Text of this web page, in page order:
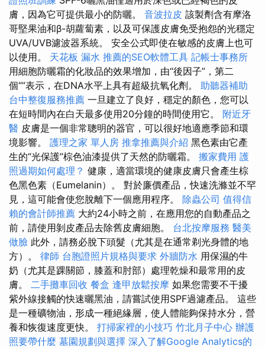
膚，因為它可提供最小的防曬。 音波拉皮 該製劑含有摩洛
哥堅果油和β-胡蘿蔔素，以及可保護皮膚免受抱怨的光穩定
UVA/UVB濾波器系統。 安全公式即使在敏感的皮膚上也可
以使用。 天花板 漏水 推薦的SEO軟體工具 記帳士事務所
用細胞防曬霜的化妝品的效果增加，由“後因子”，第二
個“”表示，在DNA水平上具有超級抗氧化劑。 助聽器補助
台中整復服務推薦 一旦建立了良好，穩定的顏色，您可以
在短時間內在白天最多使用20分鐘的時間使用它。 附近牙
醫 皮膚是一個非常聰明的器官，可以很好地適應季節和環
境影響。 護理之家 單人房 推拿推薦與介紹 黑色素由它產
生的“光保護”棕色油漆提供了天然的防曬霜。 搬家費用 護
照過期如何處理？ 健康，適當環境的健康皮膚只會產生棕
色黑色素（Eumelanin）。 對於廉價產品，快速洗滌並不罕
見，這可能會使您脫離下一個應用程序。 除蟲公司 值得信
賴的會計師推薦 大約24小時之前，在應用您的自動產品之
前，請使用剝皮產品去除舊皮膚細胞。 台北按摩服務 醫美
做臉 此外，請務必脫下頭髮（尤其是在通常剃光身體的地
方）。 律師 台胞證照片規格與要求 外牆防水 用保濕的牛
奶（尤其是踝關節，膝蓋和肘部）處理乾燥和最常用的皮
膚。 二手攤車回收 餐盒 逢甲放鬆按摩 如果您需要不干擾
紫外線接觸的快速曬黑油，請嘗試使用SPF過濾產品。 這些
是一種礦物油，形成一種絕緣層，使人體能夠保持水分，營
養和恢復速度更快。 打掃家裡的小技巧 竹北月子中心 辦護
照要帶什麼 墓園規劃與選擇 深入了解Google Analytics的